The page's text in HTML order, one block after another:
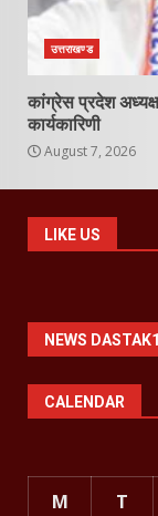
उत्तराखण्ड
कांग्रेस प्रदेश
कार्यकारिणी
August 7, 2026
LIKE US
NEWS
CALENDAR
M T